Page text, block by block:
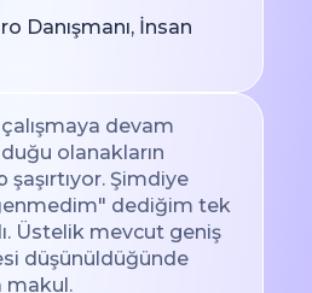
Danışmanı, İnsan
devam
olanakların
Şimdiye
dediğim tek
Üstelik mevcut geniş
düşünüldüğünde
makul.